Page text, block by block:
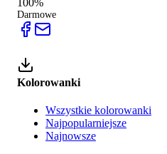
100%
Darmowe
Kolorowanki
Wszystkie kolorowanki
Najpopularniejsze
Najnowsze